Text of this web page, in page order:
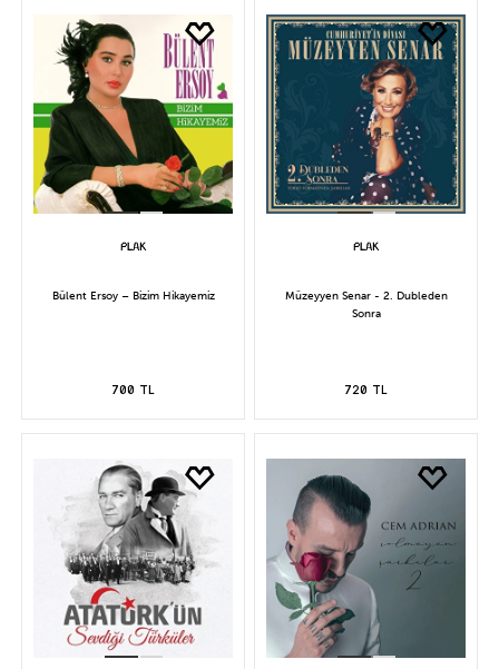
Bülent Ersoy – Bizim Hikayemiz
700 TL
Müzeyyen Senar - 2. Dubleden
Sonra
720 TL